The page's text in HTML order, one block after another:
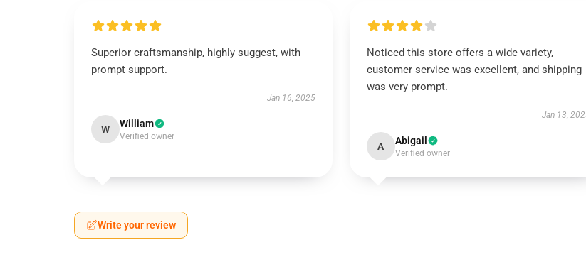
Superior craftsmanship, highly suggest, with
prompt support.
Jan 16, 2025
W William
Verified owner
Noticed this store offers a wide variety,
customer service was excellent, and shipping
was very prompt.
Jan 13,
A Abigail
Verified owner
Write your review